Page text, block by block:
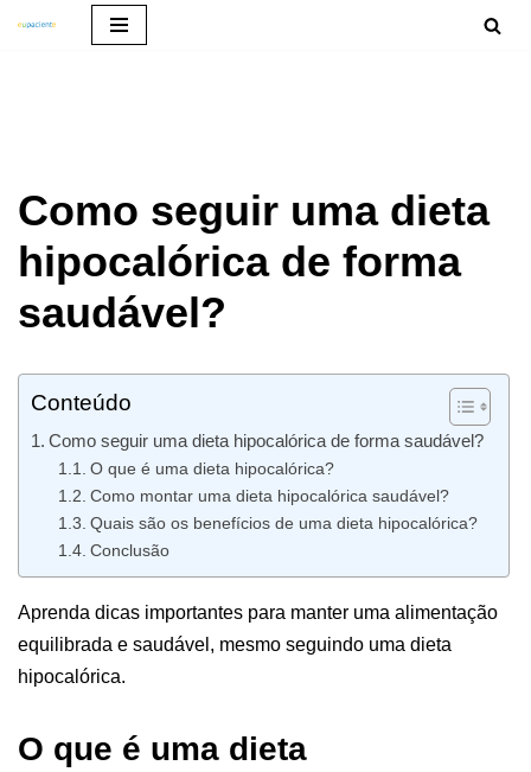
Como seguir uma dieta
hipocalórica de forma
saudável?
Conteúdo
Como seguir uma dieta hipocalórica de forma saudável?
O que é uma dieta hipocalórica?
Como montar uma dieta hipocalórica saudável?
Quais são os benefícios de uma dieta hipocalórica?
Conclusão
Aprenda dicas importantes para manter uma alimentação
equilibrada e saudável, mesmo seguindo uma dieta
hipocalórica.
O que é uma dieta